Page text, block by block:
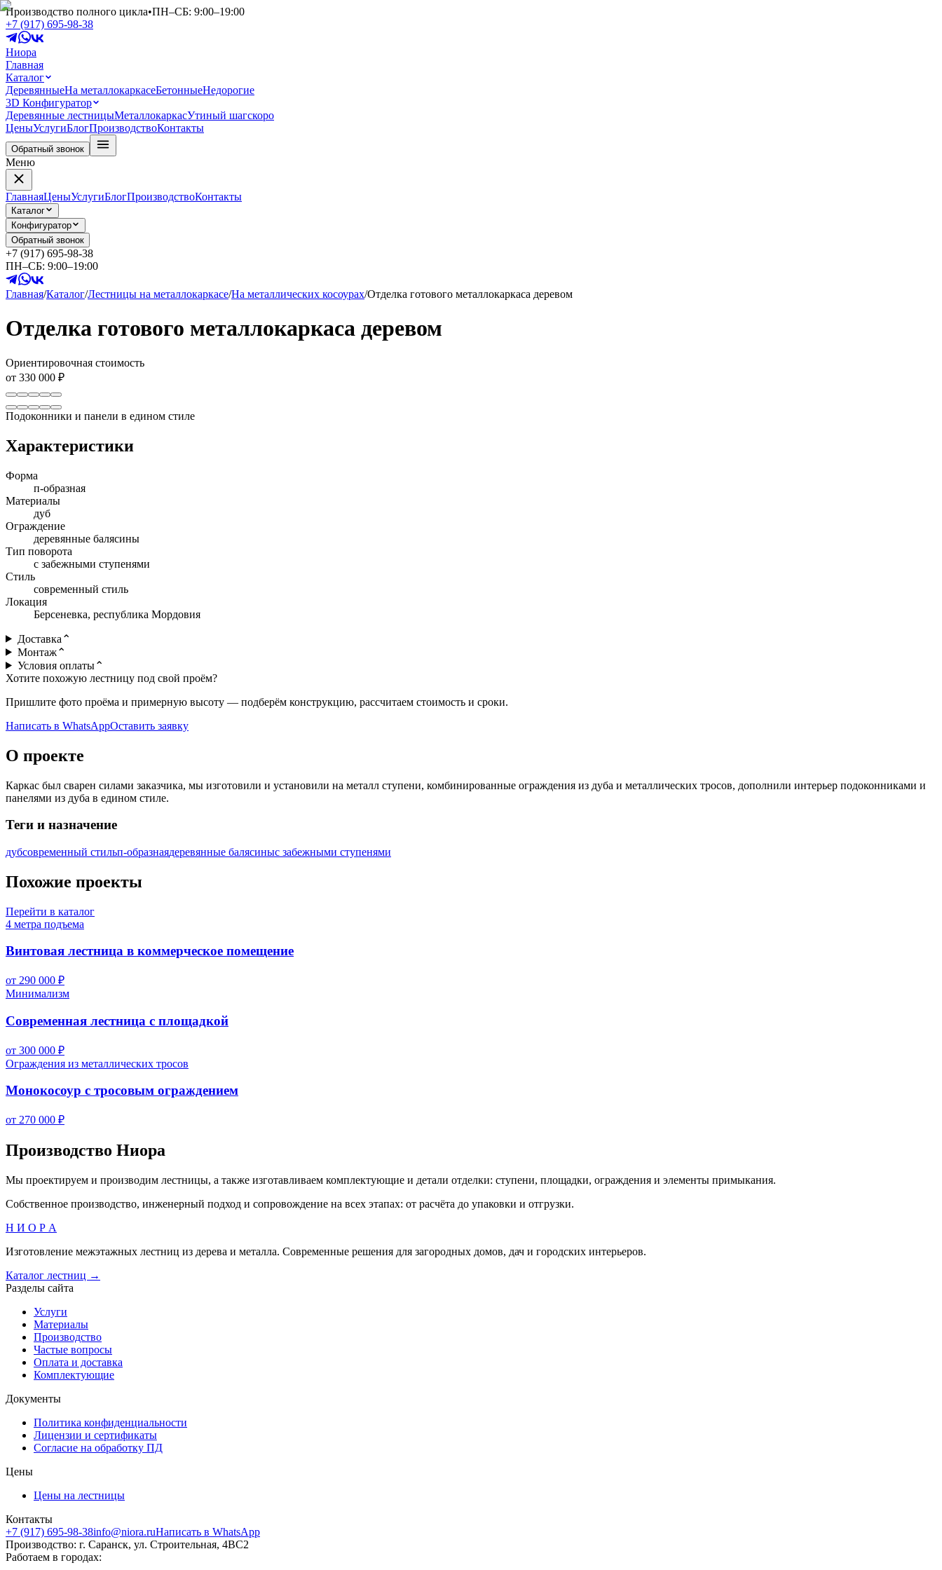
Производство полного цикла•ПН–СБ: 9:00–19:00
+7 (917) 695-98-38
Ниора
Главная
Каталог
ДеревянныеНа металлокаркасеБетонныеНедорогие
3D Конфигуратор
Деревянные лестницыМеталлокаркасУтиный шагскоро
ЦеныУслугиБлогПроизводствоКонтакты
Обратный звонок
Меню
ГлавнаяЦеныУслугиБлогПроизводствоКонтакты
Каталог
Конфигуратор
Обратный звонок
+7 (917) 695-98-38
ПН–СБ: 9:00–19:00
Главная/Каталог/Лестницы на металлокаркасе/На металлических косоурах/Отделка готового металлокаркаса деревом
Отделка готового металлокаркаса деревом
Ориентировочная стоимость
от 330 000 ₽
Подоконники и панели в едином стиле
Характеристики
Форма
п-образная
Материалы
дуб
Ограждение
деревянные балясины
Тип поворота
с забежными ступенями
Стиль
современный стиль
Локация
Берсеневка, республика Мордовия
Доставка ⌃
Монтаж⌃
Условия оплаты⌃
Хотите похожую лестницу под свой проём?
Пришлите фото проёма и примерную высоту — подберём конструкцию, рассчитаем стоимость и сроки.
Написать в WhatsAppОставить заявку
О проекте
Каркас был сварен силами заказчика, мы изготовили и установили на металл ступени, комбинированные ограждения из дуба и металлических тросов, дополнили интерьер подоконниками и
панелями из дуба в едином стиле.
Теги и назначение
дубсовременный стильп-образнаядеревянные балясиныс забежными ступенями
Похожие проекты
Перейти в каталог
4 метра подъема
Винтовая лестница в коммерческое помещение
от 290 000 ₽
Минимализм
Современная лестница с площадкой
от 300 000 ₽
Ограждения из металлических тросов
Монокосоур с тросовым ограждением
от 270 000 ₽
Производство Ниора
Мы проектируем и производим лестницы, а также изготавливаем комплектующие и детали отделки: ступени, площадки, ограждения и элементы примыкания.
Собственное производство, инженерный подход и сопровождение на всех этапах: от расчёта до упаковки и отгрузки.
Н И О Р А
Изготовление межэтажных лестниц из дерева и металла. Современные решения для загородных домов, дач и городских интерьеров.
Каталог лестниц →
Разделы сайта
Услуги
Материалы
Производство
Частые вопросы
Оплата и доставка
Комплектующие
Документы
Политика конфиденциальности
Лицензии и сертификаты
Согласие на обработку ПД
Цены
Цены на лестницы
Контакты
+7 (917) 695-98-38info@niora.ruНаписать в WhatsApp
Производство: г. Саранск, ул. Строительная, 4ВС2
Работаем в городах: